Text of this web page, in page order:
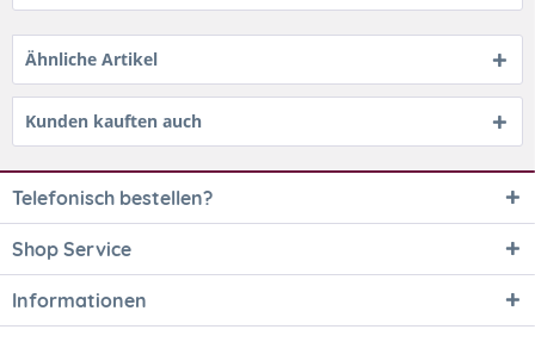
Ähnliche Artikel
Kunden kauften auch
Telefonisch bestellen?
Shop Service
Informationen